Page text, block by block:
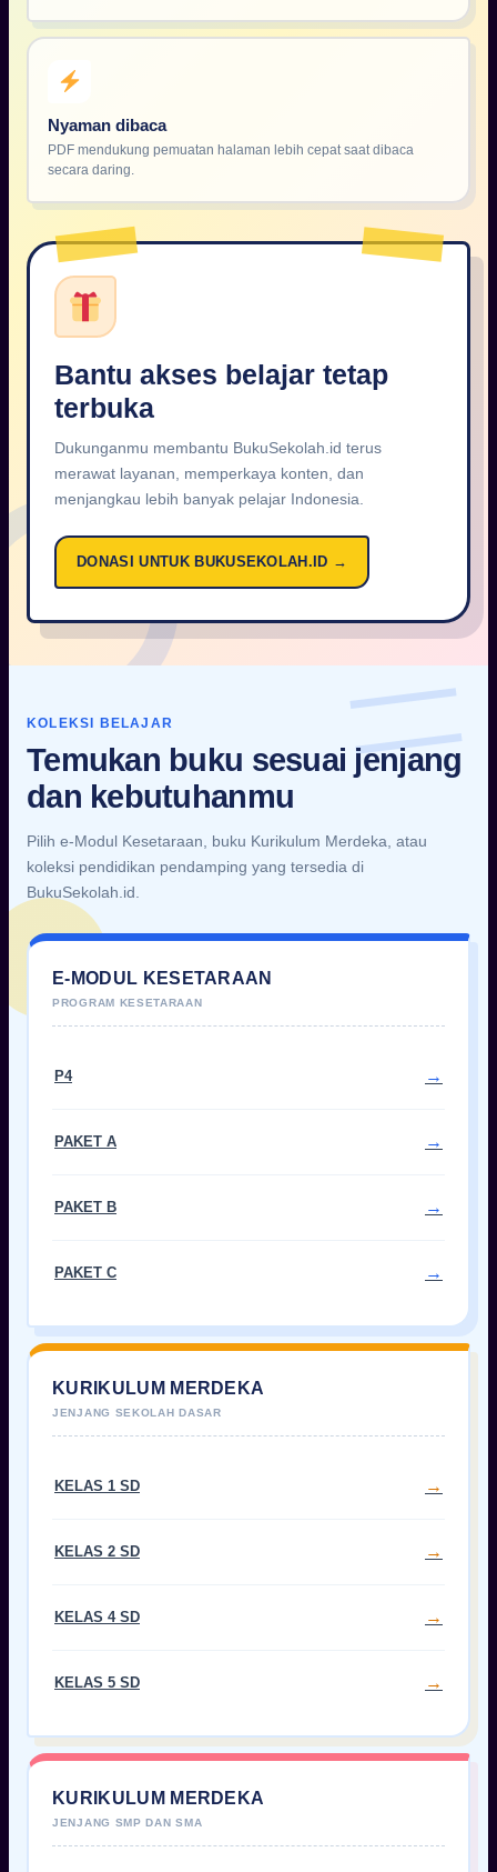
Nyaman dibaca
PDF mendukung pemuatan halaman lebih cepat saat dibaca
secara daring.
Bantu akses belajar tetap
terbuka
Dukunganmu membantu BukuSekolah.id terus
merawat layanan, memperkaya konten, dan
menjangkau lebih banyak pelajar Indonesia.
DONASI UNTUK BUKUSEKOLAH.ID →
KOLEKSI BELAJAR
Temukan buku sesuai jenjang
dan kebutuhanmu
Pilih e-Modul Kesetaraan, buku Kurikulum Merdeka, atau
koleksi pendidikan pendamping yang tersedia di
BukuSekolah.id.
E-MODUL KESETARAAN
P4
PAKET A
PAKET B
PAKET C
KURIKULUM MERDEKA
KELAS 1 SD
KELAS 2 SD
KELAS 4 SD
KELAS 5 SD
KURIKULUM MERDEKA